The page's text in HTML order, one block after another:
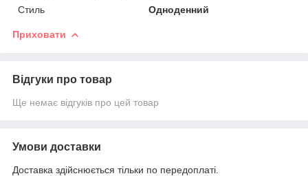
Стиль
Одноденний
Приховати
Відгуки про товар
Ще немає відгуків про цей товар
Умови доставки
Доставка здійснюється тільки по передоплаті.